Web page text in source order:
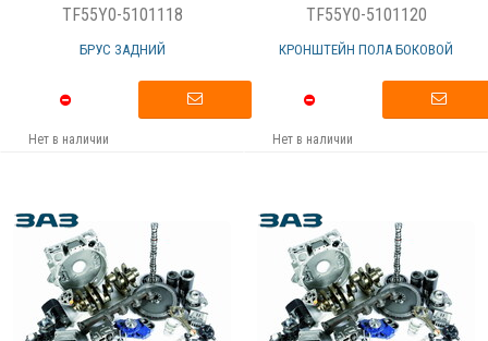
TF55Y0-5101118
БРУС ЗАДНИЙ
Нет в наличии
TF55Y0-5101120
КРОНШТЕЙН ПОЛА БОКОВОЙ
Нет в наличии